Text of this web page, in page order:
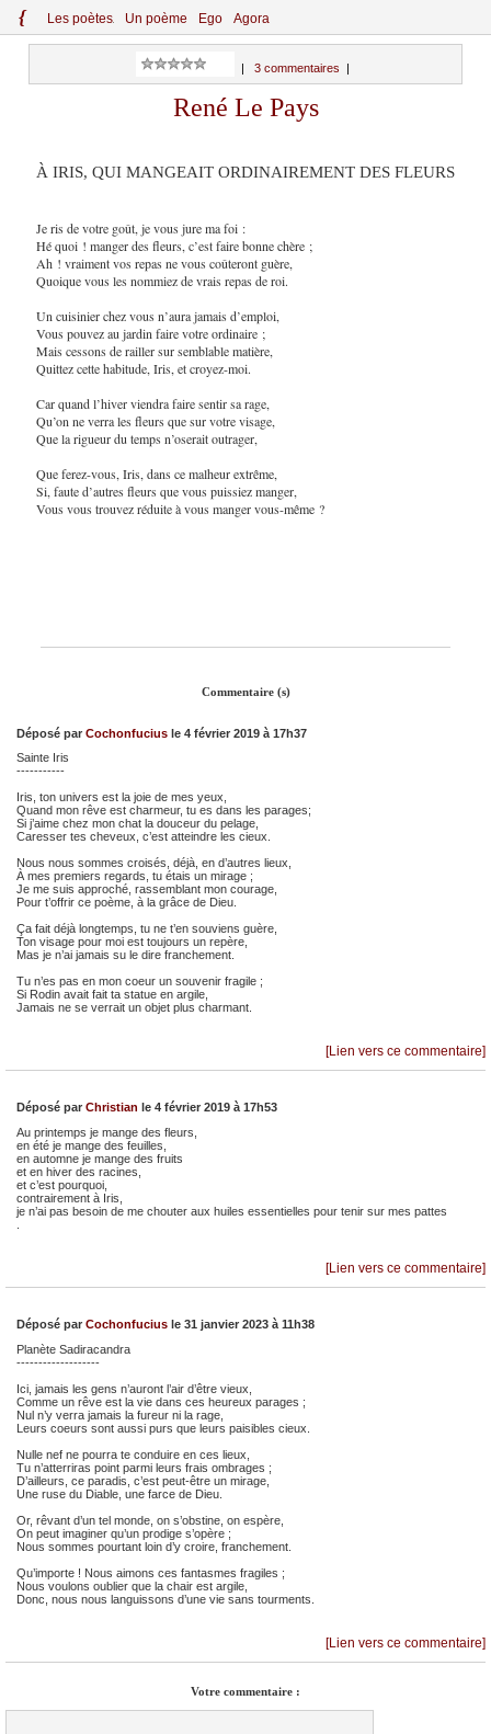
{ Les poètes Un poème Ego Agora
3 commentaires
René Le Pays
À IRIS, QUI MANGEAIT ORDINAIREMENT DES FLEURS
Je ris de votre goût, je vous jure ma foi :
Hé quoi ! manger des fleurs, c’est faire bonne chère ;
Ah ! vraiment vos repas ne vous coûteront guère,
Quoique vous les nommiez de vrais repas de roi.
Un cuisinier chez vous n’aura jamais d’emploi,
Vous pouvez au jardin faire votre ordinaire ;
Mais cessons de railler sur semblable matière,
Quittez cette habitude, Iris, et croyez-moi.
Car quand l’hiver viendra faire sentir sa rage,
Qu’on ne verra les fleurs que sur votre visage,
Que la rigueur du temps n’oserait outrager,
Que ferez-vous, Iris, dans ce malheur extrême,
Si, faute d’autres fleurs que vous puissiez manger,
Vous vous trouvez réduite à vous manger vous-même ?
Commentaire (s)
Déposé par Cochonfucius le 4 février 2019 à 17h37
Sainte Iris
-----------
Iris, ton univers est la joie de mes yeux,
Quand mon rêve est charmeur, tu es dans les parages;
Si j’aime chez mon chat la douceur du pelage,
Caresser tes cheveux, c’est atteindre les cieux.
Nous nous sommes croisés, déjà, en d’autres lieux,
À mes premiers regards, tu étais un mirage ;
Je me suis approché, rassemblant mon courage,
Pour t’offrir ce poème, à la grâce de Dieu.
Ça fait déjà longtemps, tu ne t’en souviens guère,
Ton visage pour moi est toujours un repère,
Mas je n’ai jamais su le dire franchement.
Tu n’es pas en mon coeur un souvenir fragile ;
Si Rodin avait fait ta statue en argile,
Jamais ne se verrait un objet plus charmant.
[Lien vers ce commentaire]
Déposé par Christian le 4 février 2019 à 17h53
Au printemps je mange des fleurs,
en été je mange des feuilles,
en automne je mange des fruits
et en hiver des racines,
et c’est pourquoi,
contrairement à Iris,
je n’ai pas besoin de me chouter aux huiles essentielles pour tenir sur mes pattes
[Lien vers ce commentaire]
Déposé par Cochonfucius le 31 janvier 2023 à 11h38
Planète Sadiracandra
-------------------
Ici, jamais les gens n’auront l’air d’être vieux,
Comme un rêve est la vie dans ces heureux parages ;
Nul n’y verra jamais la fureur ni la rage,
Leurs coeurs sont aussi purs que leurs paisibles cieux.
Nulle nef ne pourra te conduire en ces lieux,
Tu n’atterriras point parmi leurs frais ombrages ;
D’ailleurs, ce paradis, c’est peut-être un mirage,
Une ruse du Diable, une farce de Dieu.
Or, rêvant d’un tel monde, on s’obstine, on espère,
On peut imaginer qu’un prodige s’opère ;
Nous sommes pourtant loin d’y croire, franchement.
Qu’importe ! Nous aimons ces fantasmes fragiles ;
Nous voulons oublier que la chair est argile,
Donc, nous nous languissons d’une vie sans tourments.
[Lien vers ce commentaire]
Votre commentaire :